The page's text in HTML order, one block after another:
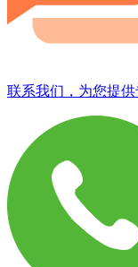
联系我们，为您提供